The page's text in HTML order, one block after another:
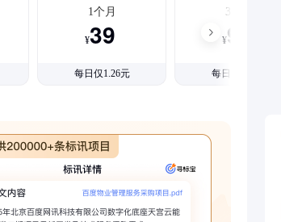
1个月
¥39
每日仅1.26元
3个月
¥99
每日仅1.08元